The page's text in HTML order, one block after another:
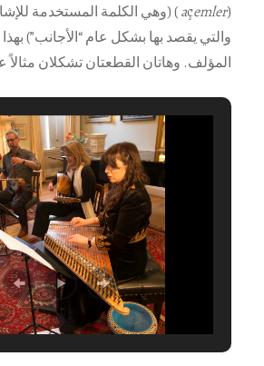
(
açemler
) (وهي الكلمة المستخدمة
والتي يقصد بها بشكل عام “الأجانب”)
المؤلف. وهاتان القطعتان تشكلان مثالاً